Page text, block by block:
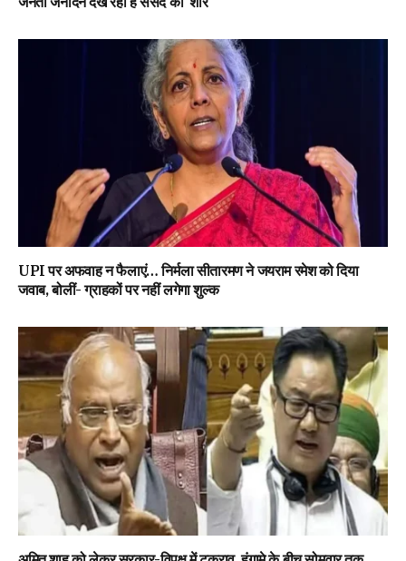
UPI पर अफवाह न फैलाएं… निर्मला सीतारमण ने जयराम रमेश को दिया
जवाब, बोलीं- ग्राहकों पर नहीं लगेगा शुल्क